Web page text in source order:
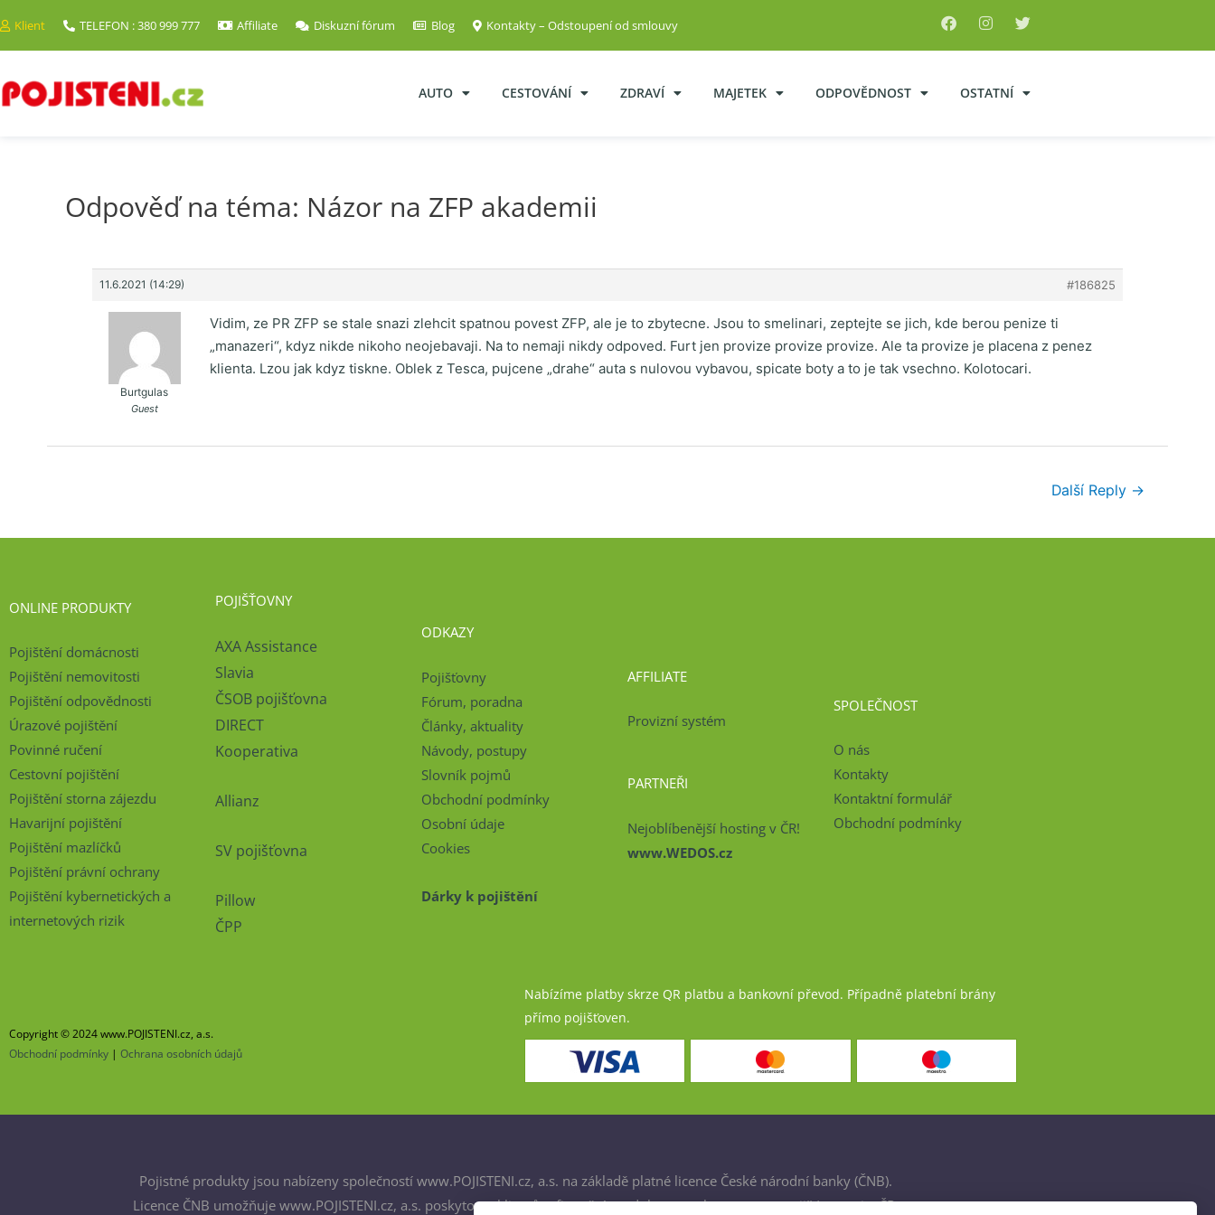
Klient TELEFON : 380 999 777 Affiliate Diskuzní fórum Blog Kontakty – Odstoupení od smlouvy
AUTO CESTOVÁNÍ ZDRAVÍ MAJETEK ODPOVĚDNOST OSTATNÍ
Odpověď na téma: Názor na ZFP akademii
11.6.2021 (14:29) #186825
Burtgulas
Guest
Vidim, ze PR ZFP se stale snazi zlehcit spatnou povest ZFP, ale je to zbytecne. Jsou to smelinari, zeptejte se jich, kde berou penize ti
„manazeri“, kdyz nikde nikoho neojebavaji. Na to nemaji nikdy odpoved. Furt jen provize provize provize. Ale ta provize je placena z penez
klienta. Lzou jak kdyz tiskne. Oblek z Tesca, pujcene „drahe“ auta s nulovou vybavou, spicate boty a to je tak vsechno. Kolotocari.
Další Reply →
ONLINE PRODUKTY
Pojištění domácnosti
Pojištění nemovitosti
Pojištění odpovědnosti
Úrazové pojištění
Povinné ručení
Cestovní pojištění
Pojištění storna zájezdu
Havarijní pojištění
Pojištění mazlíčků
Pojištění právní ochrany
Pojištění kybernetických a
internetových rizik
POJIŠŤOVNY
AXA Assistance
Slavia
ČSOB pojišťovna
DIRECT
Kooperativa
Allianz
SV pojišťovna
Pillow
ČPP
ODKAZY
Pojišťovny
Fórum, poradna
Články, aktuality
Návody, postupy
Slovník pojmů
Obchodní podmínky
Osobní údaje
Cookies
Dárky k pojištění
AFFILIATE
Provizní systém
PARTNEŘI
Nejoblíbenější hosting v ČR!
www.WEDOS.cz
SPOLEČNOST
O nás
Kontakty
Kontaktní formulář
Obchodní podmínky
Copyright © 2024 www.POJISTENI.cz, a.s.
Obchodní podmínky | Ochrana osobních údajů
Nabízíme platby skrze QR platbu a bankovní převod. Případně platební brány
přímo pojišťoven.
Pojistné produkty jsou nabízeny společností www.POJISTENI.cz, a.s. na základě platné licence České národní banky (ČNB).
Licence ČNB umožňuje www.POJISTENI.cz, a.s. poskytovat klientům finanční produkty a spolupracovat s pojišťovnami v ČR.